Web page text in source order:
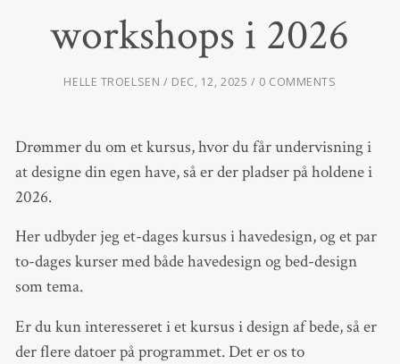
workshops i 2026
HELLE TROELSEN DEC, 12, 2025 0 COMMENTS
Drømmer du om et kursus, hvor du får undervisning i
at designe din egen have, så er der pladser på holdene i
2026.
Her udbyder jeg et-dages kursus i havedesign, og et par
to-dages kurser med både havedesign og bed-design
som tema.
Er du kun interesseret i et kursus i design af bede, så er
der flere datoer på programmet. Det er os to